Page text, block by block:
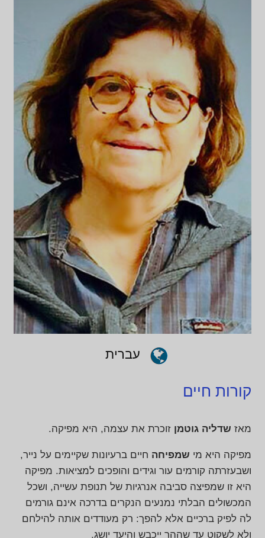
עברית
קורות חיים
מאז שדליה גוטמן זוכרת את עצמה, היא מפיקה.
מפיקה היא מי שמפיחה חיים ברעיונות שקיימים על נייר,
ושבעזרתה קורמים עור וגידים והופכים למציאות. מפיקה
היא זו שמפיצה סביבה אנרגיות של תנופת עשייה, ושכל
המכשולים הבלתי נמנעים הנקרים בדרכה אינם גורמים
לה לפיק ברכיים אלא להפך: רק מעודדים אותה להילחם
ולא לשקוט עד שההר ייכבש והיעד יושג.